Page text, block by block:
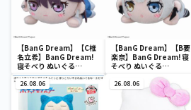
【BanG Dream】【C椎
名立希】BanG Dream!
寝そべり ぬいぐる
み“MyGO!!!!!”Vol.2（EX
）
【BanG Dream】【B要
楽奈】BanG Dream! 寝
そべり ぬいぐる
み“MyGO!!!!!”Vol.1（EX
）
26.08.06 26.08.06